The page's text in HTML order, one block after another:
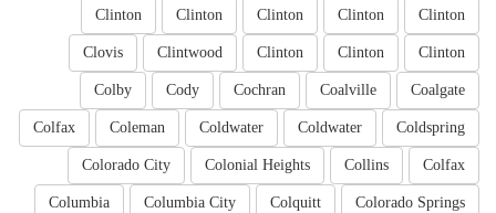
Clinton
Clinton
Clinton
Clinton
Clinton
Clinton
Clinton
Clinton
Clintwood
Clovis
Coalgate
Coalville
Cochran
Cody
Colby
Coldspring
Coldwater
Coldwater
Coleman
Colfax
Colfax
Collins
Colonial Heights
Colorado City
Colorado Springs
Colquitt
Columbia City
Columbia